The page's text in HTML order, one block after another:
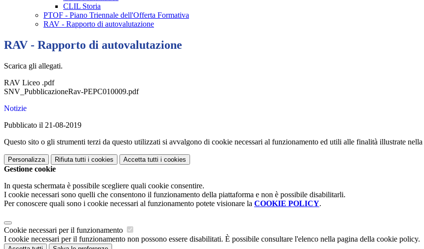
CLIL Storia
PTOF - Piano Triennale dell'Offerta Formativa
RAV - Rapporto di autovalutazione
RAV - Rapporto di autovalutazione
Scarica gli allegati.
RAV Liceo .pdf
SNV_PubblicazioneRav-PEPC010009.pdf
Notizie
Pubblicato il 21-08-2019
Questo sito o gli strumenti terzi da questo utilizzati si avvalgono di cookie necessari al funzionamento ed utili alle finalità illustrate nella
Personalizza Rifiuta tutti i cookies Accetta tutti i cookies
Gestione cookie
In questa schermata è possibile scegliere quali cookie consentire.
I cookie necessari sono quelli che consentono il funzionamento della piattaforma e non è possibile disabilitarli.
Per conoscere quali sono i cookie necessari al funzionamento potete visionare la COOKIE POLICY.
Cookie necessari per il funzionamento
I cookie necessari per il funzionamento non possono essere disabilitati. È possibile consultare l'elenco nella pagina della cookie policy.